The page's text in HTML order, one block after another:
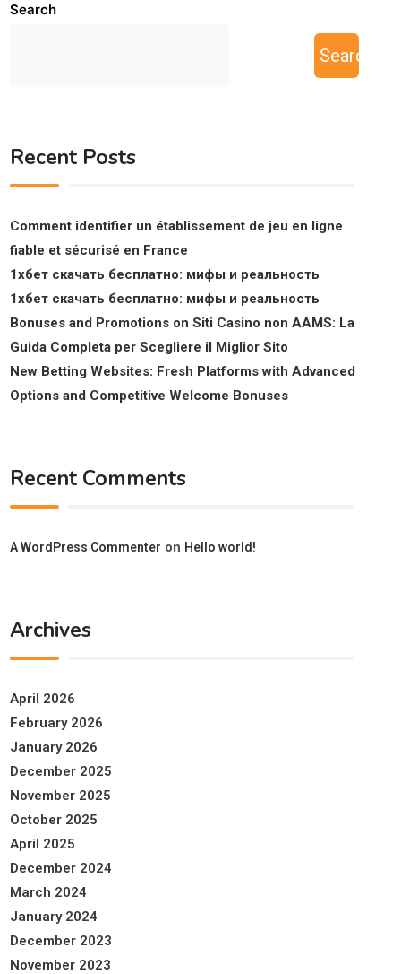
Search
Search
Recent Posts
Comment identifier un établissement de jeu en ligne
fiable et sécurisé en France
1хбет скачать бесплатно: мифы и реальность
1хбет скачать бесплатно: мифы и реальность
Bonuses and Promotions on Siti Casino non AAMS: La
Guida Completa per Scegliere il Miglior Sito
New Betting Websites: Fresh Platforms with Advanced
Options and Competitive Welcome Bonuses
Recent Comments
A WordPress Commenter on Hello world!
Archives
April 2026
February 2026
January 2026
December 2025
November 2025
October 2025
April 2025
December 2024
March 2024
January 2024
December 2023
November 2023